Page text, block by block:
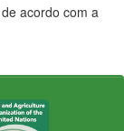
acordo com a